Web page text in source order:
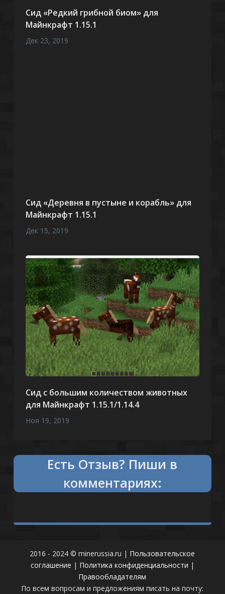
Сид «Редкий грибной биом» для
Майнкрафт 1.15.1
Дек 23, 2019
Сид «Деревня в пустыне и корабль» для
Майнкрафт 1.15.1
Дек 15, 2019
Сид с большим количеством животных
для Майнкрафт 1.15.1/1.14.4
Ноя 19, 2019
Естьчто сказать?Пиши в
комментариях:
2016 - 2024 © minerussia.ru | Пользовательское
соглашение | Политика конфиденциальности |
Правообладателям
По всем вопросам и предложениям писать на почту: